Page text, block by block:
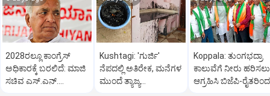
2028ರಲ್ಲೂ ಕಾಂಗ್ರೆಸ್
ಅಧಿಕಾರಕ್ಕೆ ಬರಲಿದೆ: ಮಾಜಿ
ಸಚಿವ ಎಸ್.ಎನ್.
Kushtagi: 'ಗುರ್ಜಿ'
ನೆಪದಲ್ಲಿ ಅತಿರೇಕ, ಮನೆಗಳ
ಮುಂದೆ ತ್ಯಾಜ್ಯ
Koppala: ತುಂಗಭದ್ರಾ
ಕಾಲುವೆಗೆ ನೀರು ಹರಿಸಲು
ಆಗ್ರಹಿಸಿ ಬಿಜೆಪಿ-ರೈತರಿಂದ